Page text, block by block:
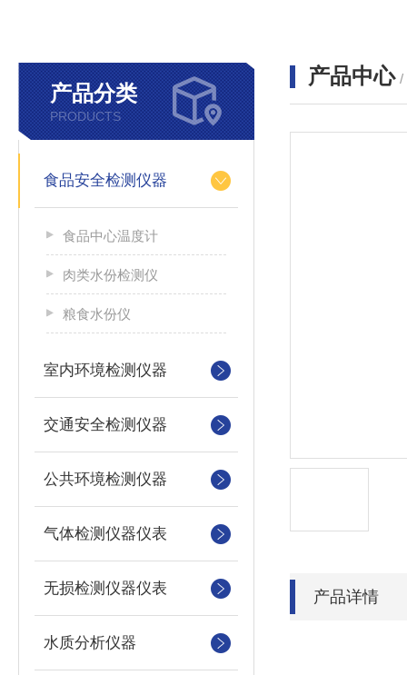
产品分类
PRODUCTS
食品安全检测仪器
食品中心温度计
肉类水份检测仪
粮食水份仪
室内环境检测仪器
交通安全检测仪器
公共环境检测仪器
气体检测仪器仪表
无损检测仪器仪表
水质分析仪器
产品中心 /
产品详情